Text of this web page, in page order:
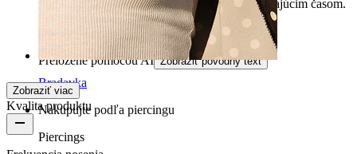
Bradavka
Nakupujte podľa piercingu
Piercings
perfektné. Uvidíme, ako bude vyzerať s pribúdajúcim časom.
Jessica Overený nákup
Preložené pomocou AI Zobraziť pôvodný text
Zobraziť viac
Kvalita produktu